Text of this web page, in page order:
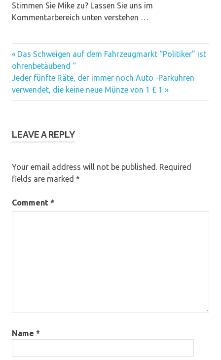
Stimmen Sie Mike zu? Lassen Sie uns im
Kommentarbereich unten verstehen …
Post
navigation
Previous
Post:
Das Schweigen auf dem Fahrzeugmarkt “Politiker” ist
ohrenbetäubend “
Next
Post:
Jeder fünfte Räte, der immer noch Auto -Parkuhren
verwendet, die keine neue Münze von 1 £ 1
LEAVE A REPLY
Your email address will not be published. Required
fields are marked *
Comment *
Name *